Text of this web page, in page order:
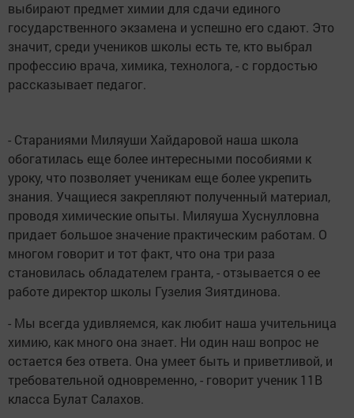
выбирают предмет химии для сдачи единого
государственного экзамена и успешно его сдают. Это
значит, среди учеников школы есть те, кто выбрал
профессию врача, химика, технолога, - с гордостью
рассказывает педагог.
- Стараниями Миляуши Хайдаровой наша школа
обогатилась еще более интересными пособиями к
уроку, что позволяет ученикам еще более укрепить
знания. Учащиеся закрепляют полученный материал,
проводя химические опыты. Миляуша Хуснулловна
придает большое значение практическим работам. О
многом говорит и тот факт, что она три раза
становилась обладателем гранта, - отзывается о ее
работе директор школы Гузелия Зиятдинова.
- Мы всегда удивляемся, как любит наша учительница
химию, как много она знает. Ни один наш вопрос не
остается без ответа. Она умеет быть и приветливой, и
требовательной одновременно, - говорит ученик 11В
класса Булат Салахов.